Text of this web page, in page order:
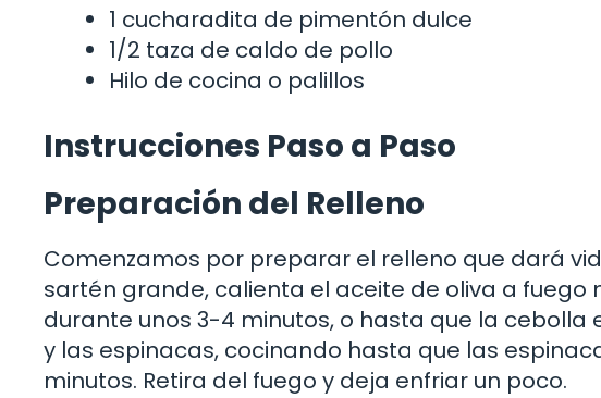
1 cucharadita de pimentón dulce
1/2 taza de caldo de pollo
Hilo de cocina o palillos
Instrucciones Paso a Paso
Preparación del Relleno
Comenzamos por preparar el relleno que dará
sartén grande, calienta el aceite de oliva a
durante unos 3-4 minutos, o hasta que la
y las espinacas, cocinando hasta que las
minutos. Retira del fuego y deja enfriar un poco.